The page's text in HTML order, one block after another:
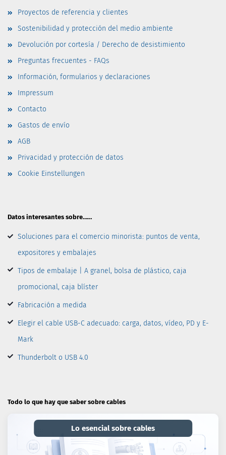
Proyectos de referencia y clientes
Sostenibilidad y protección del medio ambiente
Devolución por cortesía / Derecho de desistimiento
Preguntas frecuentes - FAQs
Información, formularios y declaraciones
Impressum
Contacto
Gastos de envío
AGB
Privacidad y protección de datos
Cookie Einstellungen
Datos interesantes sobre……
Soluciones para el comercio minorista: puntos de venta,
expositores y embalajes
Tipos de embalaje | A granel, bolsa de plástico, caja
promocional, caja blíster
Fabricación a medida
Elegir el cable USB-C adecuado: carga, datos, vídeo, PD y E-
Mark
Thunderbolt o USB 4.0
Todo lo que hay que saber sobre cables
Lo esencial sobre cables